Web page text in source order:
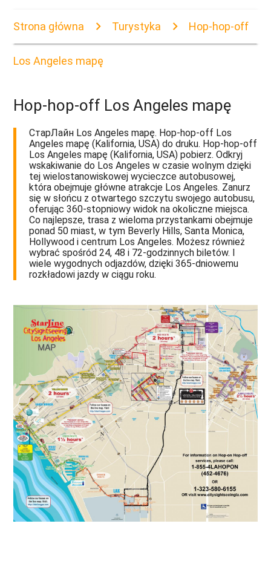
Strona główna Turystyka Hop-hop-off
Los Angeles mapę
Hop-hop-off Los Angeles mapę
СтарЛайн Los Angeles mapę. Hop-hop-off Los
Angeles mapę (Kalifornia, USA) do druku. Hop-hop-off
Los Angeles mapę (Kalifornia, USA) pobierz. Odkryj
wskakiwanie do Los Angeles w czasie wolnym dzięki
tej wielostanowiskowej wycieczce autobusowej,
która obejmuje główne atrakcje Los Angeles. Zanurz
się w słońcu z otwartego szczytu swojego autobusu,
oferując 360-stopniowy widok na okoliczne miejsca.
Co najlepsze, trasa z wieloma przystankami obejmuje
ponad 50 miast, w tym Beverly Hills, Santa Monica,
Hollywood i centrum Los Angeles. Możesz również
wybrać spośród 24, 48 i 72-godzinnych biletów. I
wiele wygodnych odjazdów, dzięki 365-dniowemu
rozkładowi jazdy w ciągu roku.